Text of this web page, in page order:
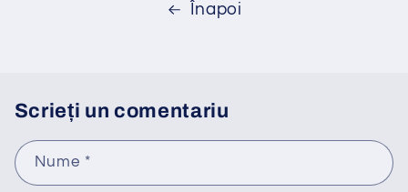
Înapoi
Scrieți un comentariu
Nume *